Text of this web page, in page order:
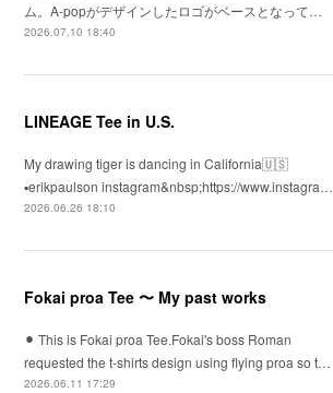
ム。A-popがデザインしたロゴがベースとなって…
2026.07.10 18:40
LINEAGE Tee in U.S.
My drawing tiger is dancing in California🇺🇸
▪️erikpaulson instagram&nbsp;https://www.instagra…
2026.06.26 18:10
Fokai proa Tee 〜 My past works
⚫︎ This is Fokai proa Tee.Fokai's boss Roman
requested the t-shirts design using flying proa so t…
2026.06.11 17:29